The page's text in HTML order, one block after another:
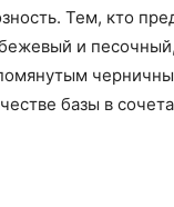
Тем, кто
и
базы в